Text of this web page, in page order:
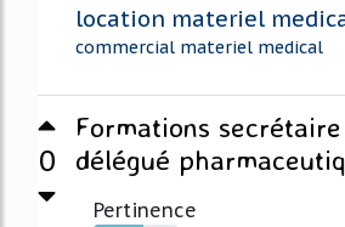
location materiel
commercial materiel medical
0
Formations
délégué
Pertinence